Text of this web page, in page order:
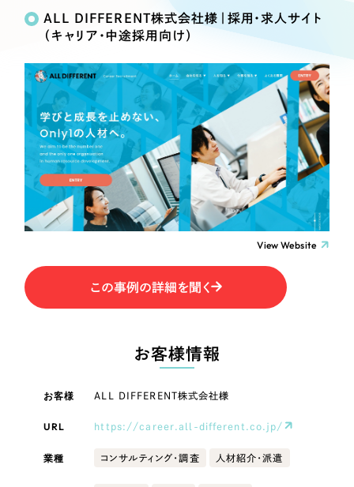
サービス
Service
サービス紹介
一過性の広告に頼らず、「仕組み」と「ノウハウ」
を残す資産型DX支援をご提供します
Webサイト制作
コーポレートサイト制作
採用サイト制作
ECサイト制作
採用サイト制作
ECサイト制作
ブランドサイト制作
ブランディング支援
制作実績
すべて （624件）
コーポレート・企業サイト （278件）
ブランドサイト・サービスサイト （85件）
求人・採用サイト （61件）
ポータルサイト・メディアサイト
LP（ランディングページ）
ブランディング（ロゴ・印刷物）
その他 （1件）
オプションサービス
お客様インタビュー
制作内容
コーポレート・企業サイト
ブランドサイト・サービスサイト
求人・採用サイト
ECサイト（オンラインショップ）
ポータルサイト・メディアサイト
キャンペーン・プロモーション
ブランディング（ロゴ・印刷物）
ALL DIFFERENT株式会社様｜採用・求人サイト
（キャリア・中途採用向け）
View Website
この事例の詳細を聞く
お客様情報
お客様 ALL DIFFERENT株式会社様
URL https://career.all-different.co.jp/
業種 コンサルティング・調査 人材紹介・派遣